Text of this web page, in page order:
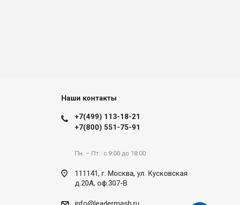
Наши контакты
+7(499) 113-18-21
+7(800) 551-75-91
Пн. – Пт.: с 9:00 до 18:00
111141, г. Москва, ул. Кусковская
д.20А, оф.307-В